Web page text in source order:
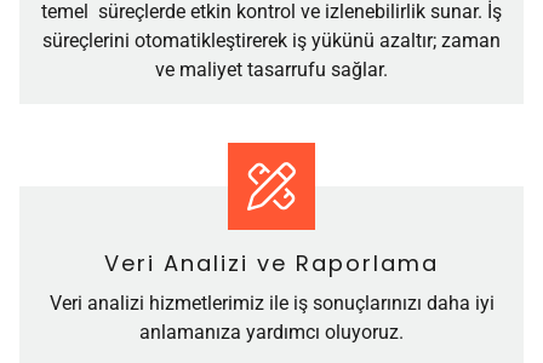
temel süreçlerde etkin kontrol ve izlenebilirlik sunar. İş
süreçlerini otomatikleştirerek iş yükünü azaltır; zaman
ve maliyet tasarrufu sağlar.
Veri Analizi ve Raporlama
Veri analizi hizmetlerimiz ile iş sonuçlarınızı daha iyi
anlamanıza yardımcı oluyoruz.